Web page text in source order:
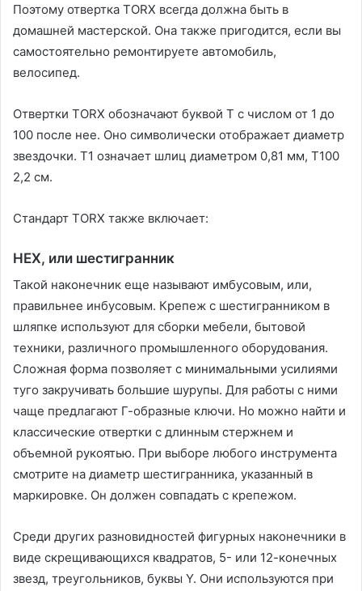
Поэтому отвертка TORX всегда должна быть в
домашней мастерской. Она также пригодится, если вы
самостоятельно ремонтируете автомобиль,
велосипед.
Отвертки TORX обозначают буквой Т с числом от 1 до
100 после нее. Оно символически отображает диаметр
звездочки. Т1 означает шлиц диаметром 0,81 мм, Т100
2,2 см.
Стандарт TORX также включает:
HEX, или шестигранник
Такой наконечник еще называют имбусовым, или,
правильнее инбусовым. Крепеж с шестигранником в
шляпке используют для сборки мебели, бытовой
техники, различного промышленного оборудования.
Сложная форма позволяет с минимальными усилиями
туго закручивать большие шурупы. Для работы с ними
чаще предлагают Г-образные ключи. Но можно найти и
классические отвертки с длинным стержнем и
объемной рукоятью. При выборе любого инструмента
смотрите на диаметр шестигранника, указанный в
маркировке. Он должен совпадать с крепежом.
Среди других разновидностей фигурных наконечники в
виде скрещивающихся квадратов, 5- или 12-конечных
звезд, треугольников, буквы Y. Они используются при